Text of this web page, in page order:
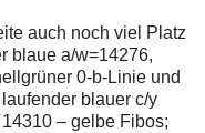
auch noch viel Platz
blaue a/w=14276,
0-b-Linie und
blauer c/y
– gelbe Fibos;